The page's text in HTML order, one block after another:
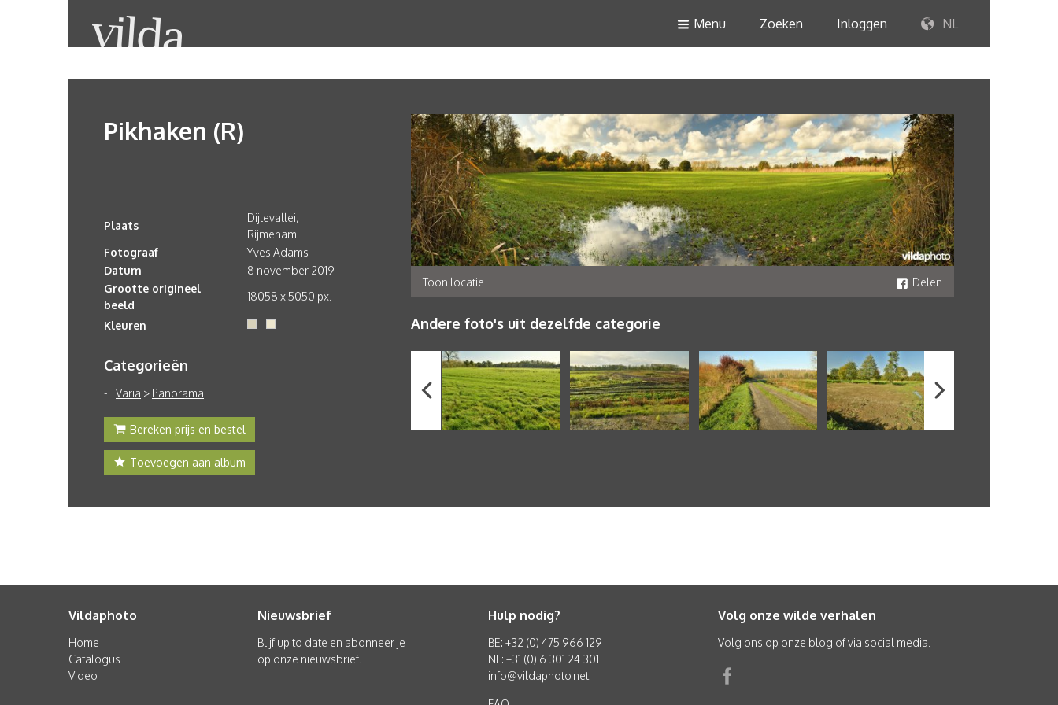
Menu Zoeken Inloggen NL
Pikhaken (R)
Plaats
Dijlevallei,
Rijmenam
Fotograaf
Yves Adams
Datum
8 november 2019
Grootte origineel
beeld
18058 x 5050 px.
Kleuren
Categorieën
Varia > Panorama
Bereken prijs en bestel
Toevoegen aan album
Toon locatie Delen
Andere foto's uit dezelfde categorie
Vildaphoto
Home
Catalogus
Video
Nieuwsbrief
Blijf up to date en abonneer je
op onze nieuwsbrief.
Hulp nodig?
BE: +32 (0) 475 966 129
NL: +31 (0) 6 301 24 301
info@vildaphoto.net
Volg onze wilde verhalen
Volg ons op onze blog of via social media.